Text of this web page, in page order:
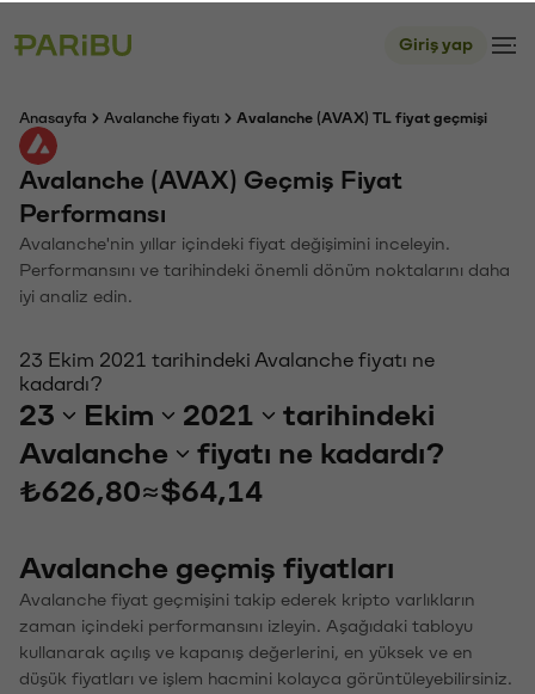
Giriş yap
Anasayfa Avalanche fiyatı Avalanche (AVAX) TL fiyat geçmişi
Avalanche (AVAX) Geçmiş Fiyat
Performansı
Avalanche'nin yıllar içindeki fiyat değişimini inceleyin.
Performansını ve tarihindeki önemli dönüm noktalarını daha
iyi analiz edin.
23 Ekim 2021 tarihindeki Avalanche fiyatı ne
kadardı?
23 Ekim 2021
tarihindeki
Avalanche
fiyatı ne kadardı?
₺626,80≈$64,14
Avalanche geçmiş fiyatları
Avalanche fiyat geçmişini takip ederek kripto varlıkların
zaman içindeki performansını izleyin. Aşağıdaki tabloyu
kullanarak açılış ve kapanış değerlerini, en yüksek ve en
düşük fiyatları ve işlem hacmini kolayca görüntüleyebilirsiniz.